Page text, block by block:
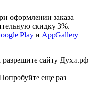
оформлении заказа
скидку 3%.
Play и AppGallery
разрешите сайту Духи.рф
еще раз